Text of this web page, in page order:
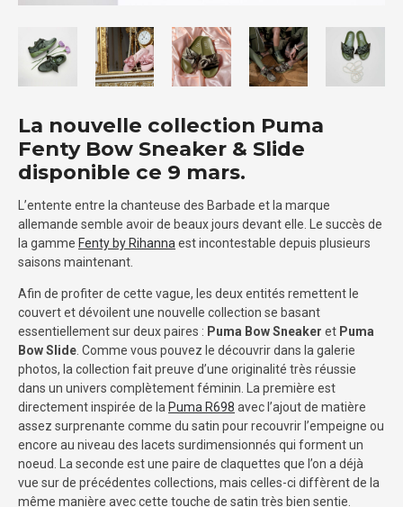
La nouvelle collection Puma
Fenty Bow Sneaker & Slide
disponible ce 9 mars.
L’entente entre la chanteuse des Barbade et la marque
allemande semble avoir de beaux jours devant elle. Le succès de
la gamme Fenty by Rihanna est incontestable depuis plusieurs
saisons maintenant.
Afin de profiter de cette vague, les deux entités remettent le
couvert et dévoilent une nouvelle collection se basant
essentiellement sur deux paires : Puma Bow Sneaker et Puma
Bow Slide . Comme vous pouvez le découvrir dans la galerie
photos, la collection fait preuve d’une originalité très réussie
dans un univers complètement féminin. La première est
directement inspirée de la Puma R698 avec l’ajout de matière
assez surprenante comme du satin pour recouvrir l’empeigne ou
encore au niveau des lacets surdimensionnés qui forment un
noeud. La seconde est une paire de claquettes que l’on a déjà
vue sur de précédentes collections, mais celles-ci diffèrent de la
même manière avec cette touche de satin très bien sentie.